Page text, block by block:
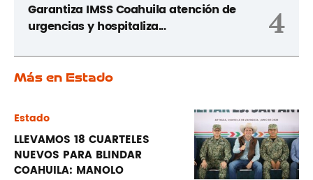
Garantiza IMSS Coahuila atención de
urgencias y hospitaliza...
4
Más en Estado
Estado
LLEVAMOS 18 CUARTELES
NUEVOS PARA BLINDAR
COAHUILA: MANOLO